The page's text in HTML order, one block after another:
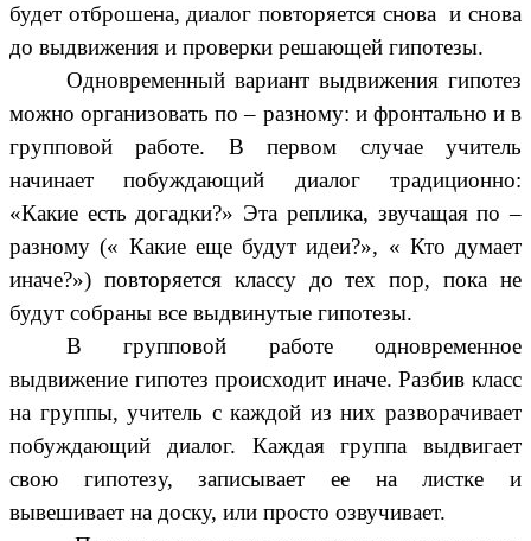
будет отброшена, диалог повторяется снова и снова
до выдвижения и проверки решающей гипотезы.
Одновременный вариант выдвижения гипотез
можно организовать по – разному: и фронтально и в
групповой работе. В первом случае учитель
начинает побуждающий диалог традиционно:
«Какие есть догадки?» Эта реплика, звучащая по –
разному (« Какие еще будут идеи?», « Кто думает
иначе?») повторяется классу до тех пор, пока не
будут собраны все выдвинутые гипотезы.
В групповой работе одновременное
выдвижение гипотез происходит иначе. Разбив класс
на группы, учитель с каждой из них разворачивает
побуждающий диалог. Каждая группа выдвигает
свою гипотезу, записывает ее на листке и
вывешивает на доску, или просто озвучивает.